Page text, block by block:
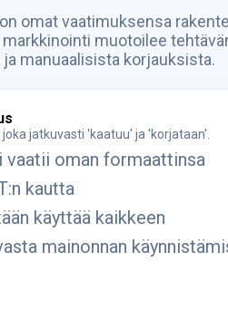
omat vaatimuksensa
muotoilee
manuaalisista korjauksista.
jatkuvasti 'kaatuu' ja 'korjataan'.
vaatii oman formaattinsa
kautta
käyttää kaikkeen
mainonnan